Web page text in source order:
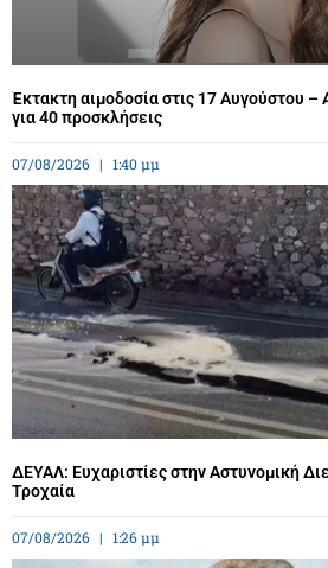
Έκτακτη αιμοδοσία στις 17 Αυγούστου
για 40 προσκλήσεις
07/08/2026 1:40 μμ
ΔΕΥΑΛ: Ευχαριστίες στην Αστυνομική
Τροχαία
07/08/2026 1:26 μμ